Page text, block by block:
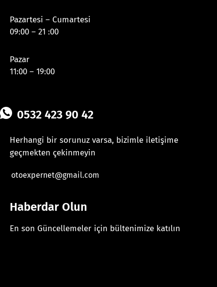
Pazartesi – Cumartesi
09:00 – 21 :00
Pazar
11:00 – 19:00
0532 423 90 42
Herhangi bir sorunuz varsa, bizimle iletişime
geçmekten çekinmeyin
otoexpernet@gmail.com
Haberdar Olun
En son Güncellemeler için bültenimize katılın